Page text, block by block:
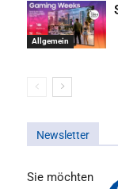
Allgemein
Newsletter
Sie möchten